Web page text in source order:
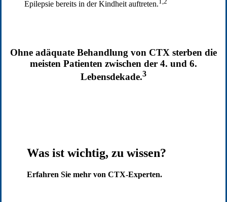
Epilepsie bereits in der Kindheit auftreten.
Ohne adäquate Behandlung von CTX sterben die
meisten Patienten zwischen der 4. und 6.
Lebensdekade.3
Was ist wichtig, zu wissen?
Erfahren Sie mehr von CTX-Experten.